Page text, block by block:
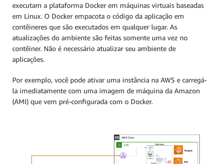
executam a plataforma Docker em máquinas virtuais baseadas
em Linux. O Docker empacota o código da aplicação em
contêineres que são executados em qualquer lugar. As
atualizações do ambiente são feitas somente uma vez no
contêiner. Não é necessário atualizar seu ambiente de
aplicações.
Por exemplo, você pode ativar uma instância na AWS e carregá-
la imediatamente com uma imagem de máquina da Amazon
(AMI) que vem pré-configurada com o Docker.